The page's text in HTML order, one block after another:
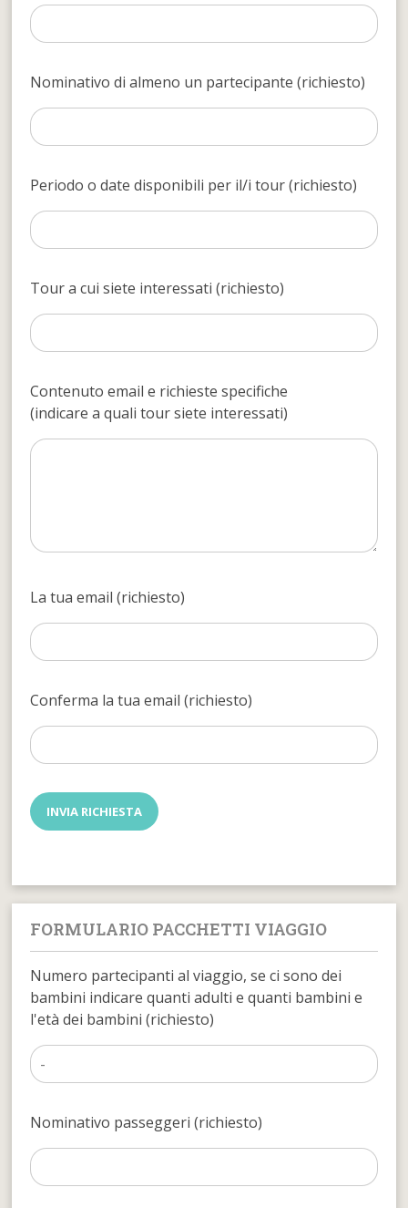
Nominativo di almeno un partecipante (richiesto)
Periodo o date disponibili per il/i tour (richiesto)
Tour a cui siete interessati (richiesto)
Contenuto email e richieste specifiche
(indicare a quali tour siete interessati)
La tua email (richiesto)
Conferma la tua email (richiesto)
FORMULARIO PACCHETTI VIAGGIO
Numero partecipanti al viaggio, se ci sono dei
bambini indicare quanti adulti e quanti bambini e
l'età dei bambini (richiesto)
Nominativo passeggeri (richiesto)